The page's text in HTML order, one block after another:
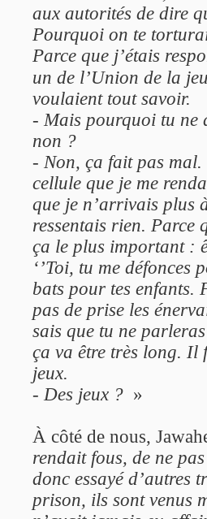
aux autorités de dire
Pourquoi on te
Parce que j’étais
un de l’Union de la
voulaient tout savoir.
- Mais pourquoi tu ne
non ?
- Non, ça fait pas mal.
cellule que je me
que je n’arrivais plus
ressentais rien. Parce
ça le plus important :
‘’Toi, tu me
bats pour tes enfants.
pas de prise les
sais que tu ne
ça va être très long. Il
jeux.
- Des jeux ? »
À côté de nous,
rendait fous, de ne
donc essayé d’autres
prison, ils sont venus